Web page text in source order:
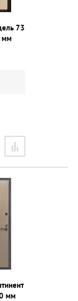
73
мм
мм